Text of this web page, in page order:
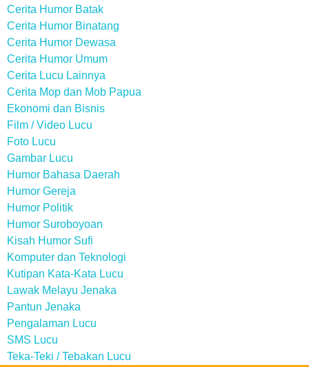
Cerita Humor Batak
Cerita Humor Binatang
Cerita Humor Dewasa
Cerita Humor Umum
Cerita Lucu Lainnya
Cerita Mop dan Mob Papua
Ekonomi dan Bisnis
Film / Video Lucu
Foto Lucu
Gambar Lucu
Humor Bahasa Daerah
Humor Gereja
Humor Politik
Humor Suroboyoan
Kisah Humor Sufi
Komputer dan Teknologi
Kutipan Kata-Kata Lucu
Lawak Melayu Jenaka
Pantun Jenaka
Pengalaman Lucu
SMS Lucu
Teka-Teki / Tebakan Lucu